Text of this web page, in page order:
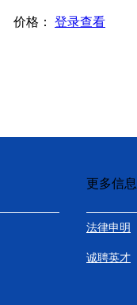
价格： 登录查看
更多信息
法律申明
诚聘英才